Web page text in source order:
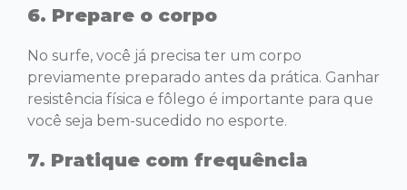
6. Prepare o corpo
No surfe, você já precisa ter um corpo
previamente preparado antes da prática. Ganhar
resistência física e fôlego é importante para que
você seja bem-sucedido no esporte.
7. Pratique com frequência